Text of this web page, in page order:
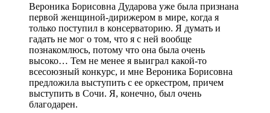
Вероника Борисовна Дударова уже была признана
первой женщиной-дирижером в мире, когда я
только поступил в консерваторию. Я думать и
гадать не мог о том, что я с ней вообще
познакомлюсь, потому что она была очень
высоко… Тем не менее я выиграл какой-то
всесоюзный конкурс, и мне Вероника Борисовна
предложила выступить с ее оркестром, причем
выступить в Сочи. Я, конечно, был очень
благодарен.